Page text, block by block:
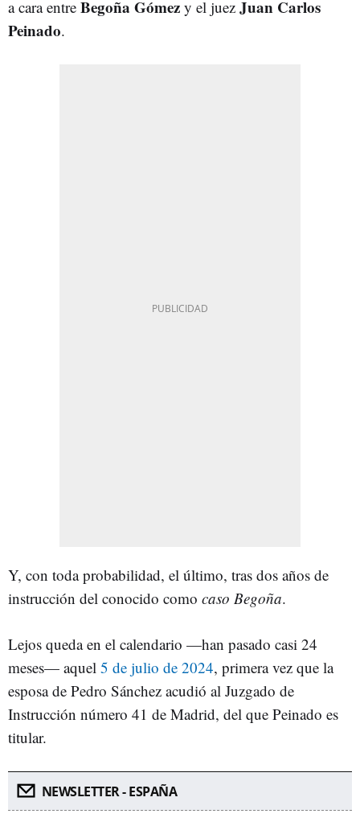
a cara entre Begoña Gómez y el juez Juan Carlos
Peinado.
Y, con toda probabilidad, el último, tras dos años de
instrucción del conocido como caso Begoña.
Lejos queda en el calendario —han pasado casi 24
meses— aquel 5 de julio de 2024, primera vez que la
esposa de Pedro Sánchez acudió al Juzgado de
Instrucción número 41 de Madrid, del que Peinado es
titular.
NEWSLETTER - ESPAÑA